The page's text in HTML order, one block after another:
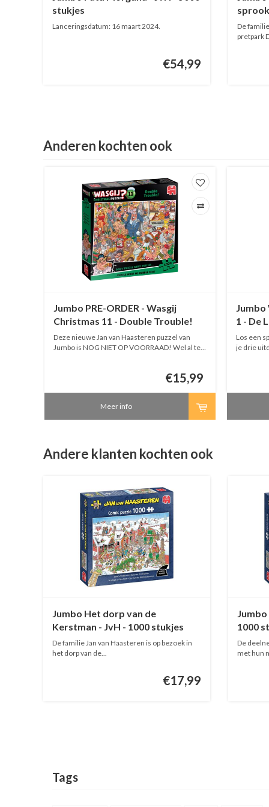
stukjes
Lanceringsdatum: 16 maart 2024.
€54,99
stukjes
De
pretpark
Anderen kochten ook
Jumbo PRE-ORDER - Wasgij
Christmas 11 - Double Trouble!
-1000 stukjes
Deze nieuwe Jan van Haasteren puzzel van
Jumbo is NOG NIET OP VOORRAAD! Wel al te
€15,99
Meer info
Jumbo
1 - De
Los een
je drie
Andere klanten kochten ook
Jumbo Het dorp van de
Kerstman - JvH - 1000 stukjes
De familie Jan van Haasteren is op bezoek in
het dorp van de...
€17,99
1000
De
met hun
Tags